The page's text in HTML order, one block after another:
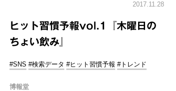
2017.11.28
ヒット習慣予報vol.1『木曜日の
ちょい飲み』
#SNS #検索データ #ヒット習慣予報 #トレンド
博報堂